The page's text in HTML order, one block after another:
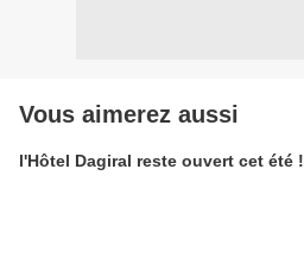
Vous aimerez aussi
l'Hôtel Dagiral reste ouvert cet été !